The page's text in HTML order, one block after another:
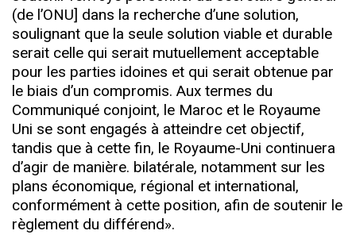
(de l’ONU] dans la recherche d’une solution,
soulignant que la seule solution viable et durable
serait celle qui serait mutuellement acceptable
pour les parties idoines et qui serait obtenue par
le biais d’un compromis. Aux termes du
Communiqué conjoint, le Maroc et le Royaume
Uni se sont engagés à atteindre cet objectif,
tandis que à cette fin, le Royaume-Uni continuera
d’agir de manière. bilatérale, notamment sur les
plans économique, régional et international,
conformément à cette position, afin de soutenir le
règlement du différend».